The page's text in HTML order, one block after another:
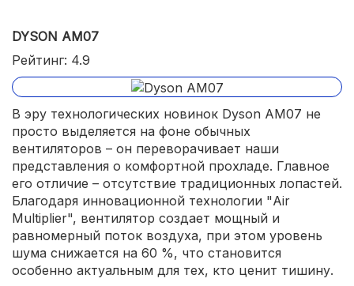
DYSON AM07
Рейтинг: 4.9
В эру технологических новинок Dyson AM07 не
просто выделяется на фоне обычных
вентиляторов – он переворачивает наши
представления о комфортной прохладе. Главное
его отличие – отсутствие традиционных лопастей.
Благодаря инновационной технологии "Air
Multiplier", вентилятор создает мощный и
равномерный поток воздуха, при этом уровень
шума снижается на 60 %, что становится
особенно актуальным для тех, кто ценит тишину.